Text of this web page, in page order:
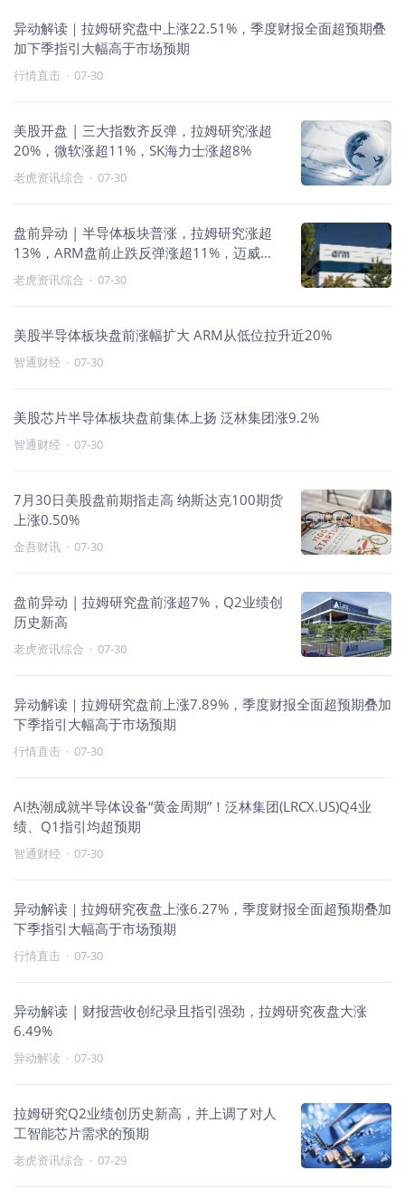
异动解读｜拉姆研究盘中上涨22.51%，季度财报全面超预期叠
加下季指引大幅高于市场预期
行情直击 · 07-30
美股开盘 | 三大指数齐反弹，拉姆研究涨超
20%，微软涨超11%，SK海力士涨超8%
老虎资讯综合 · 07-30
盘前异动 | 半导体板块普涨，拉姆研究涨超
13%，ARM盘前止跌反弹涨超11%，迈威尔
科技涨超6%
老虎资讯综合 · 07-30
美股半导体板块盘前涨幅扩大 ARM从低位拉升近20%
智通财经 · 07-30
美股芯片半导体板块盘前集体上扬 泛林集团涨9.2%
智通财经 · 07-30
7月30日美股盘前期指走高 纳斯达克100期货
上涨0.50%
金吾财讯 · 07-30
盘前异动 | 拉姆研究盘前涨超7%，Q2业绩创
历史新高
老虎资讯综合 · 07-30
异动解读｜拉姆研究盘前上涨7.89%，季度财报全面超预期叠加
下季指引大幅高于市场预期
行情直击 · 07-30
AI热潮成就半导体设备“黄金周期”！泛林集团(LRCX.US)Q4业
绩、Q1指引均超预期
智通财经 · 07-30
异动解读｜拉姆研究夜盘上涨6.27%，季度财报全面超预期叠加
下季指引大幅高于市场预期
行情直击 · 07-30
异动解读 | 财报营收创纪录且指引强劲，拉姆研究夜盘大涨
6.49%
异动解读 · 07-30
拉姆研究Q2业绩创历史新高，并上调了对人
工智能芯片需求的预期
老虎资讯综合 · 07-29